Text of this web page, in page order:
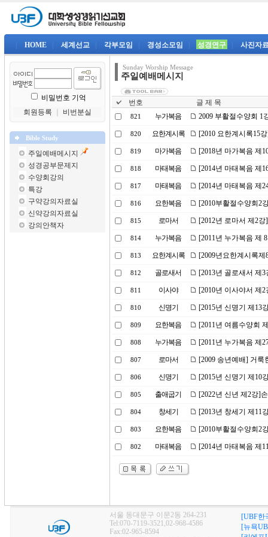
HOME 세계선교 각부모임 경성소모임 성경연구 사진자
비밀번호 기억
회원등록
비번분실
Bible Study
주일예배메시지
성경공부문제지
수양회강의
특강
구약강의자료실
신약강의자료실
강의안책자
Sunday Worship Message
주일예배메시지
번호 글 제 목
821 누가복음 2009 부활절수양회 1
820 요한계시록 [2010 요한계시록15
819 마가복음 [2018년 마가복음 제
818 마태복음 [2014년 마태복음 제
817 마태복음 [2014년 마태복음 제
816 요한복음 [2010부활절수양회2
815 로마서 [2012년 로마서 제2
814 누가복음 [2011년 누가복음 제
813 요한계시록 [2009년요한계시록
812 골로새서 [2013년 골로새서 제
811 이사야 [2010년 이사야서 제
810 신명기 [2015년 신명기 제13
809 요한복음 [2011년 여름수양회
808 누가복음 [2011년 누가복음 제
807 로마서 [2009 송년예배] 거룩
806 신명기 [2015년 신명기 제10
805 출애굽기 [2022년 신년 제2강]
804 창세기 [2013년 창세기 제11
803 요한복음 [2010부활절수양회2
802 마태복음 [2014년 마태복음 제
서울 동대문구 이문2동 264-231
Tel:070-7119-3521,02-968-4586
Fax:02-965-8594
[UBF한
[뉴욕